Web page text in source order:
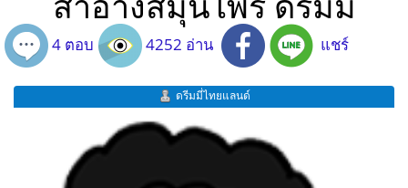
4 ตอบ 4252 อ่าน แชร์
ดรีมมี่ไทยแลนด์